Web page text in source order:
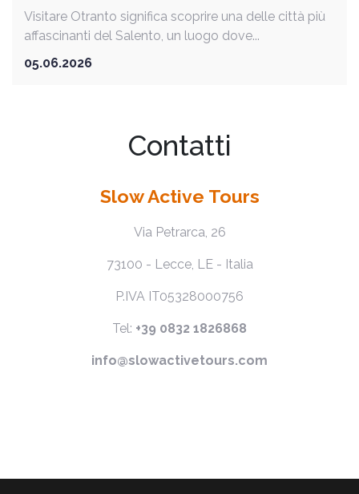
Visitare Otranto significa scoprire una delle città più
affascinanti del Salento, un luogo dove...
05.06.2026
Contatti
Slow Active Tours
Via Petrarca, 26
73100 - Lecce, LE - Italia
P.IVA IT05328000756
Tel: +39 0832 1826868
info@slowactivetours.com